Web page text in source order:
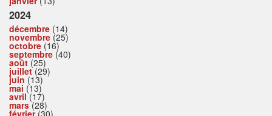
2024
décembre (14)
novembre (25)
octobre (16)
septembre (40)
août (25)
juillet(29)
juin (13)
mai (13)
avril(17)
mars(28)
février(30)